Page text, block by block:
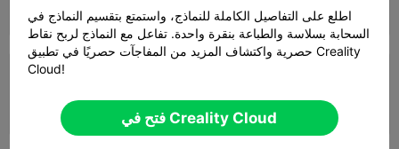
10h 15m  1 plates  169.64g
150.50g
اطلع على التفاصيل الكاملة للنماذج، واستمتع بتقسيم النماذج في
السحابة بسلاسة والطباعة بنقرة واحدة. تفاعل مع النماذج لربح نقاط
حصرية واكتشاف المزيد من المفاجآت حصريًا في تطبيق Creality
Cloud!
فتح في Creality Cloud